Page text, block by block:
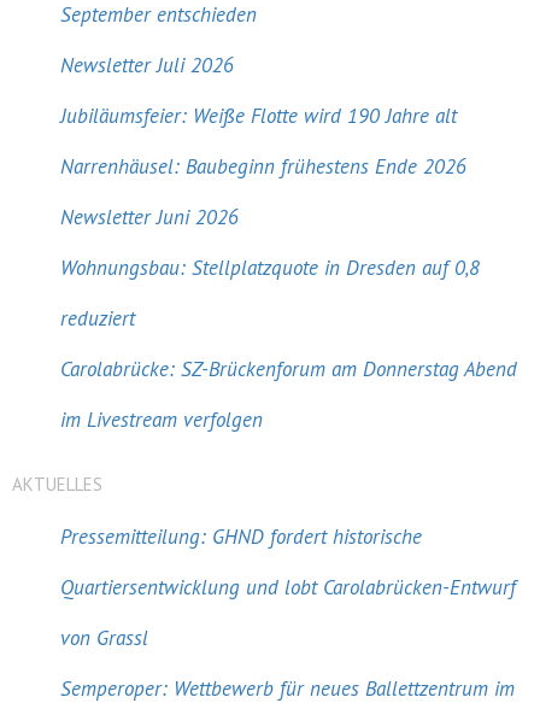
September entschieden
Newsletter Juli 2026
Jubiläumsfeier: Weiße Flotte wird 190 Jahre alt
Narrenhäusel: Baubeginn frühestens Ende 2026
Newsletter Juni 2026
Wohnungsbau: Stellplatzquote in Dresden auf 0,8
reduziert
Carolabrücke: SZ-Brückenforum am Donnerstag Abend
im Livestream verfolgen
AKTUELLES
Pressemitteilung: GHND fordert historische
Quartiersentwicklung und lobt Carolabrücken-Entwurf
von Grassl
Semperoper: Wettbewerb für neues Ballettzentrum im